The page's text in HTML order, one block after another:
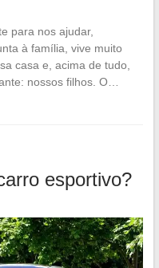
para nos ajudar,
à família, vive muito
casa e, acima de tudo,
nossos filhos. O…
esportivo?